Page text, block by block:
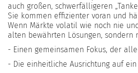
auch großen, schwerfälligeren
Sie kommen effizienter voran und
Wenn Märkte volatil wie noch nie
alten bewährten Lösungen, sondern
- Einen gemeinsamen Fokus, der
- Die einheitliche Ausrichtung auf